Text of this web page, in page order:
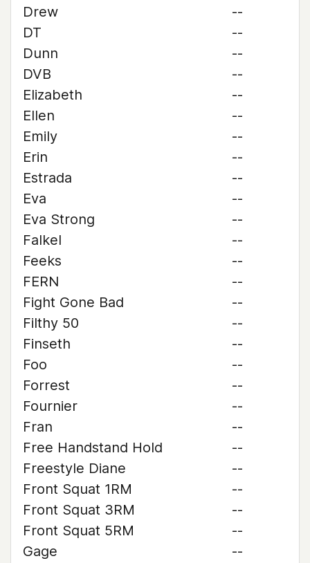
Drew
--
DT
--
Dunn
--
DVB
--
Elizabeth
--
Ellen
--
Emily
--
Erin
--
Estrada
--
Eva
--
Eva Strong
--
Falkel
--
Feeks
--
FERN
--
Fight Gone Bad
--
Filthy 50
--
Finseth
--
Foo
--
Forrest
--
Fournier
--
Fran
--
Free Handstand Hold
--
Freestyle Diane
--
Front Squat 1RM
--
Front Squat 3RM
--
Front Squat 5RM
--
Gage
--